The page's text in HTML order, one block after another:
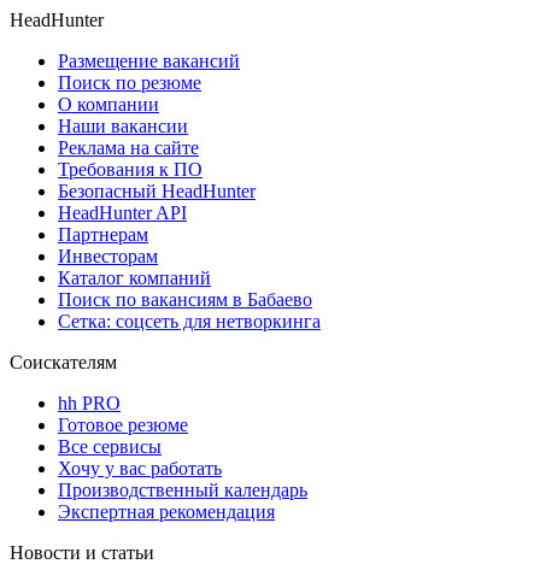
HeadHunter
Размещение вакансий
Поиск по резюме
О компании
Наши вакансии
Реклама на сайте
Требования к ПО
Безопасный HeadHunter
HeadHunter API
Партнерам
Инвесторам
Каталог компаний
Поиск по вакансиям в Бабаево
Сетка: соцсеть для нетворкинга
Соискателям
hh PRO
Готовое резюме
Все сервисы
Хочу у вас работать
Производственный календарь
Экспертная рекомендация
Новости и статьи